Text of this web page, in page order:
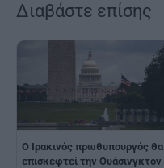
Διαβάστε επίσης
Ο Ιρακινός πρωθυπουργός θα
επισκεφτεί την Ουάσινγκτον